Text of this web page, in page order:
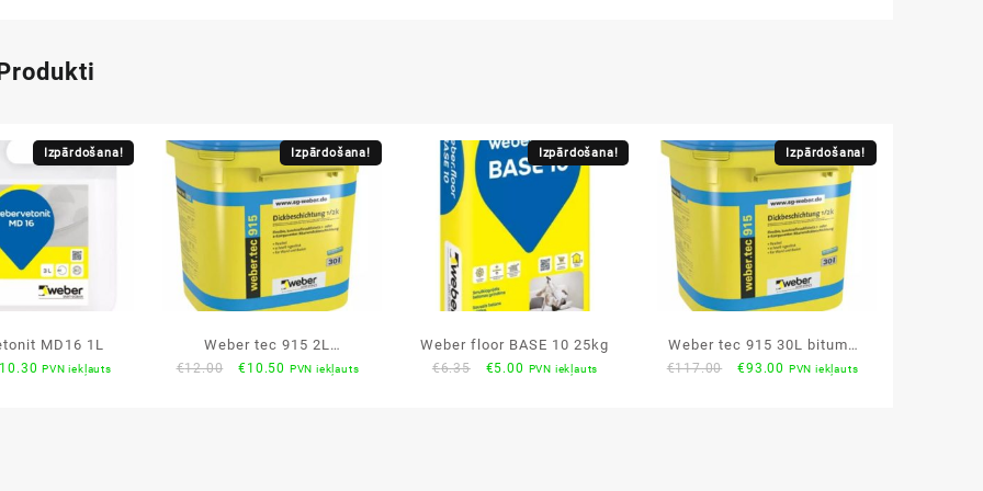
Izpārdošana!
MD16 1L
10.30 Current
PVN iekļauts
Izpārdošana!
Weber tec 915 2L
cietinātājs hidroizolācijai
€12.00
Original
€10.50 Current
PVN iekļauts
Izpārdošana!
Weber floor BASE 10 25kg
€6.35
Original
€5.00 Current
PVN iekļauts
Izpārdošana!
Weber tec 915 30L bituma
hidroizolācija līmjava
€117.00
Original
€93.00 Current
PVN iekļauts